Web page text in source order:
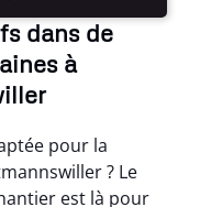
dans de
à
pour la
? Le
est là pour